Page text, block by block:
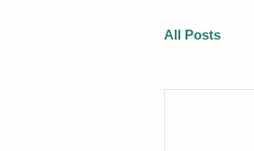
All Posts